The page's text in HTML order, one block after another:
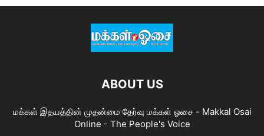
ABOUT US
மக்கள் இதயத்தின் முதன்மை தேர்வு மக்கள் ஓசை - Makkal Osai
Online - The People's Voice